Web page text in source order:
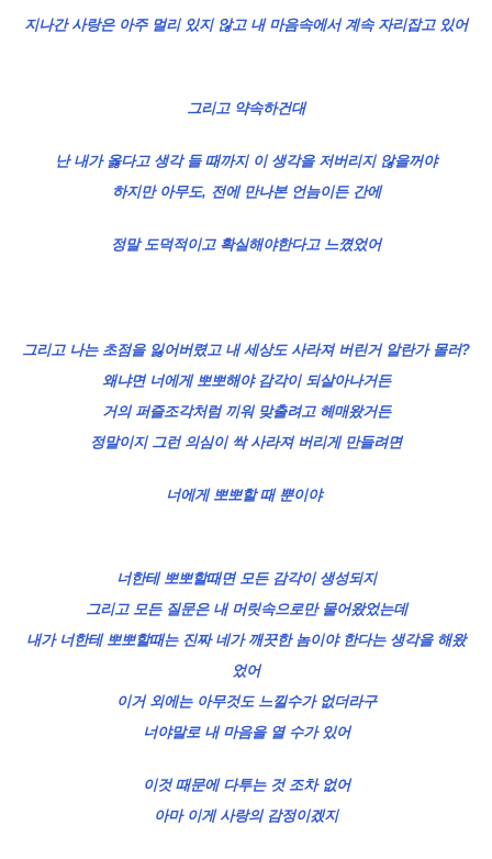
지나간 사랑은 아주 멀리 있지 않고 내 마음속에서 계속 자리잡고 있어
그리고 약속하건대
난 내가 옳다고 생각 들 때까지 이 생각을 저버리지 않을꺼야
하지만 아무도, 전에 만나본 언늠이든 간에
정말 도덕적이고 확실해야한다고 느꼈었어
그리고 나는 초점을 잃어버렸고 내 세상도 사라져 버린거 알란가 몰러?
왜냐면 너에게 뽀뽀해야 감각이 되살아나거든
거의 퍼즐조각처럼 끼워 맞출려고 헤매왔거든
정말이지 그런 의심이 싹 사라져 버리게 만들려면
너에게 뽀뽀할 때 뿐이야
너한테 뽀뽀할때면 모든 감각이 생성되지
그리고 모든 질문은 내 머릿속으로만 물어왔었는데
내가 너한테 뽀뽀할때는 진짜 네가 깨끗한 놈이야 한다는 생각을 해왔
었어
이거 외에는 아무것도 느낄수가 없더라구
너야말로 내 마음을 열 수가 있어
이것 때문에 다투는 것 조차 없어
아마 이게 사랑의 감정이겠지